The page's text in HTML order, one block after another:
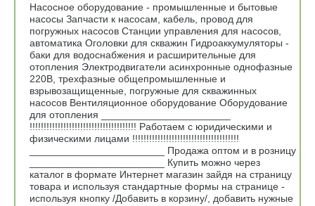
Насосное оборудование - промышленные и бытовые
насосы Запчасти к насосам, кабель, провод для
погружных насосов Станции управления для насосов,
автоматика Оголовки для скважин Гидроаккумуляторы -
баки для водоснабжения и расширительные для
отопления Электродвигатели асинхронные однофазные
220В, трехфазные общепромышленные и
взрывозащищенные, погружные для скважинных
насосов Вентиляционное оборудование Оборудование
для отопления _______________________
!!!!!!!!!!!!!!!!!!!!!!!!!!!!!!!!!!!!!! Работаем с юридическими и
физическими лицами !!!!!!!!!!!!!!!!!!!!!!!!!!!!!!!!!!!!!!
________________________ Продажа оптом и в розницу
________________________ Купить можно через
каталог в формате Интернет магазин зайдя на страницу
товара и используя стандартные формы на странице -
используя кнопку /Добавить в корзину/, добавить нужные